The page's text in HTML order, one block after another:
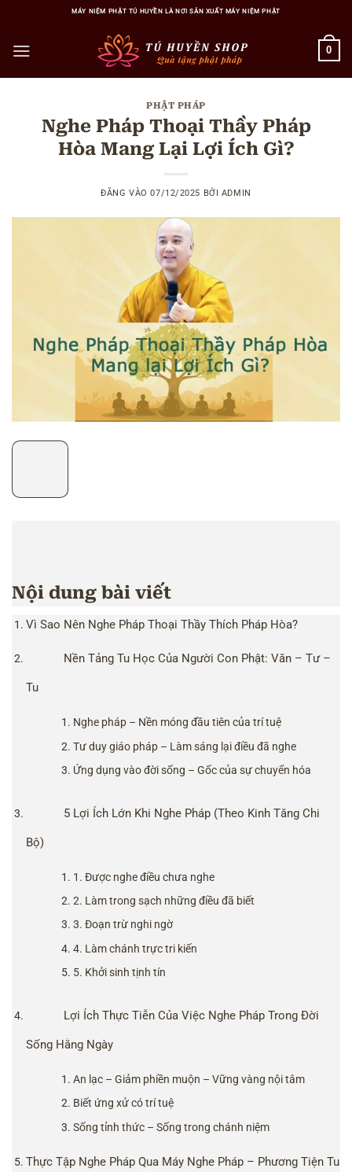
nội
MÁY NIỆM PHẬT TÚ HUYỀN LÀ NƠI SẢN XUẤT MÁY NIỆM PHẬT
0
PHẬT PHÁP
Nghe Pháp Thoại Thầy Pháp
Hòa Mang Lại Lợi Ích Gì?
ĐĂNG VÀO07/12/2025 BỞI ADMIN
Nội dung bài viết
Vì Sao Nên Nghe Pháp Thoại Thầy Thích Pháp Hòa?
Nền Tảng Tu Học Của Người Con Phật: Văn – Tư –
Tu
Nghe pháp – Nền móng đầu tiên của trí tuệ
Tư duy giáo pháp – Làm sáng lại điều đã nghe
Ứng dụng vào đời sống – Gốc của sự chuyển hóa
5 Lợi Ích Lớn Khi Nghe Pháp (Theo Kinh Tăng Chi
Bộ)
1. Được nghe điều chưa nghe
2. Làm trong sạch những điều đã biết
3. Đoạn trừ nghi ngờ
4. Làm chánh trực tri kiến
5. Khởi sinh tịnh tín
Lợi Ích Thực Tiễn Của Việc Nghe Pháp Trong Đời
Sống Hằng Ngày
An lạc – Giảm phiền muộn – Vững vàng nội tâm
Biết ứng xử có trí tuệ
Sống tỉnh thức – Sống trong chánh niệm
Thực Tập Nghe Pháp Qua Máy Nghe Pháp – Phương Tiện Tu